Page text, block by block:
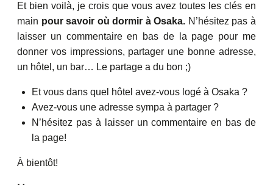
Et bien voilà, je crois que vous avez toutes les clés en
main pour savoir où dormir à Osaka. N’hésitez pas à
laisser un commentaire en bas de la page pour me
donner vos impressions, partager une bonne adresse,
un hôtel, un bar… Le partage a du bon ;)
Et vous dans quel hôtel avez-vous logé à Osaka ?
Avez-vous une adresse sympa à partager ?
N’hésitez pas à laisser un commentaire en bas de
la page!
À bientôt!